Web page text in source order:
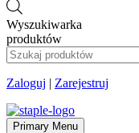
Wyszukiwarka
produktów
Zaloguj | Zarejestruj
Primary Menu